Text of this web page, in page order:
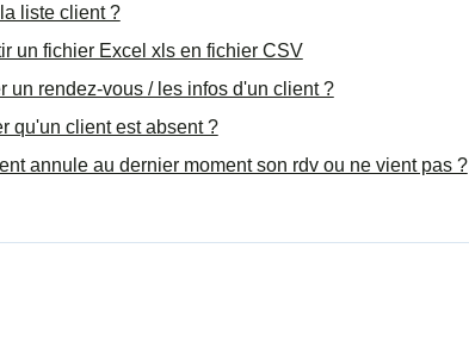
liste client ?
un fichier Excel xls en fichier CSV
un rendez-vous / les infos d'un client ?
qu'un client est absent ?
annule au dernier moment son rdv ou ne vient pas ?